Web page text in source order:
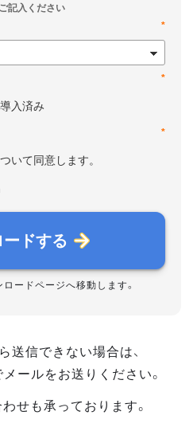
*
*
導入済み
*
いて同意します。
ドする
ードページへ移動します。
送信できない場合は、
メールをお送りください。
せも承っております。